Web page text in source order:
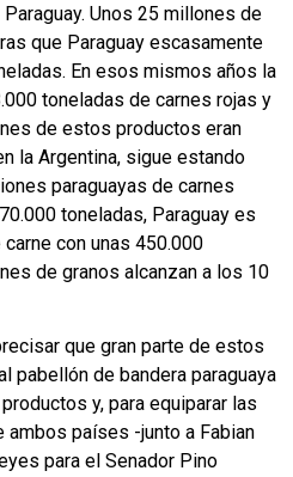
Unos 25 millones de
que Paraguay escasamente
En esos mismos años la
toneladas de carnes rojas y
de estos productos eran
la Argentina, sigue estando
paraguayas de carnes
toneladas, Paraguay es
con unas 450.000
de granos alcanzan a los 10
que gran parte de estos
pabellón de bandera paraguaya
y, para equiparar las
países -junto a Fabian
para el Senador Pino